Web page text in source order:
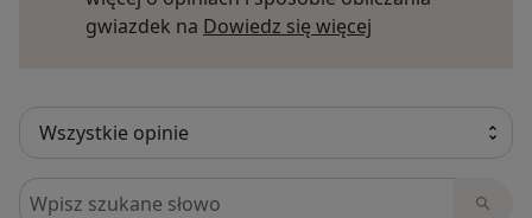
gwiazdek na Dowiedz się więcej
Szukaj w opiniach